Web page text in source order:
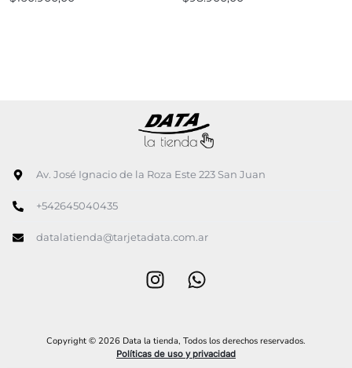
Av. José Ignacio de la Roza Este 223 San Juan
+542645040435
datalatienda@tarjetadata.com.ar
Copyright © 2026 Data la tienda, Todos los derechos reservados.
Políticas de uso y privacidad